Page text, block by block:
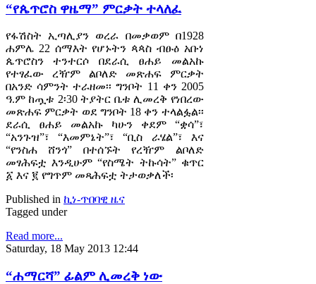
“የጴጥሮስ ዋዜማ” ምርቃት ተላለፈ
የፋሽስት ኢጣሊያን ወረራ በመቃወም በ1928
ሐምሌ 22 ሰማእት የሆኑትን ጳጳስ ብፁዕ አቡነ
ጴጥሮስን ተንተርሶ በደራሲ ፀሐይ መልአኩ
የተፃፈው ረዥም ልቦለድ መጽሐፍ ምርቃት
በአንድ ሳምንት ተራዘመ፡፡ ግንቦት 11 ቀን 2005
ዓ.ም ከጧቱ 2፡30 ትያትር ቤቱ ሊመረቅ የነበረው
መጽሐፍ ምርቃት ወደ ግንቦት 18 ቀን ተላልፏል፡፡
ደራሲ ፀሐይ መልአኩ ካሁን ቀደም “ቋሳ”፣
“አንጉዝ”፣ “እመምኔት”፣ “ቢስ ራሄል”፣ እና
“የንስሐ ሸንጎ” በተሰኙት የረዥም ልቦለድ
መፃሕፍቷ እንዲሁም “የስሜት ትኩሳት” ቁጥር
፩ እና ፪ የግጥም መጻሕፍቷ ትታወቃለች፡
Published in ኪነ-ጥበባዊ ዜና
Tagged under
Read more...
Saturday, 18 May 2013 12:44
“ሐማርሻ” ፊልም ሊመረቅ ነው